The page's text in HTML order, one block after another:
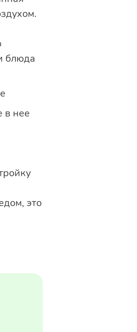
блюда
в нее
это